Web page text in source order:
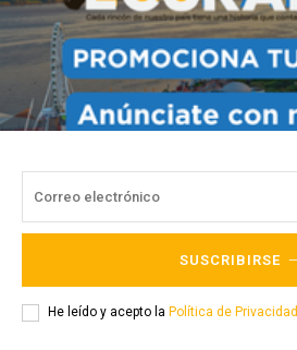
SUSCRIBIRSE
He leído y acepto la Política de Privacidad